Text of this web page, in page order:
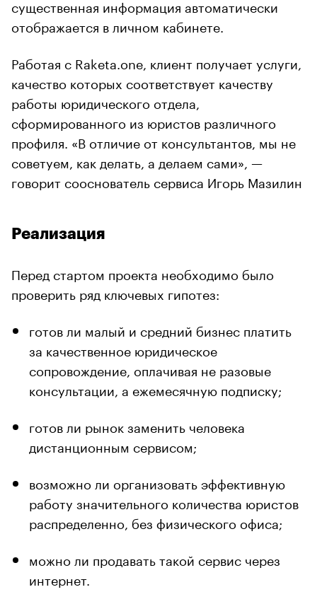
существенная информация автоматически
отображается в личном кабинете.
Работая с Raketa.one, клиент получает услуги,
качество которых соответствует качеству
работы юридического отдела,
сформированного из юристов различного
профиля. «В отличие от консультантов, мы не
советуем, как делать, а делаем сами», —
говорит сооснователь сервиса Игорь Мазилин
Реализация
Перед стартом проекта необходимо было
проверить ряд ключевых гипотез:
готов ли малый и средний бизнес платить
за качественное юридическое
сопровождение, оплачивая не разовые
консультации, а ежемесячную подписку;
готов ли рынок заменить человека
дистанционным сервисом;
возможно ли организовать эффективную
работу значительного количества юристов
распределенно, без физического офиса;
можно ли продавать такой сервис через
интернет.